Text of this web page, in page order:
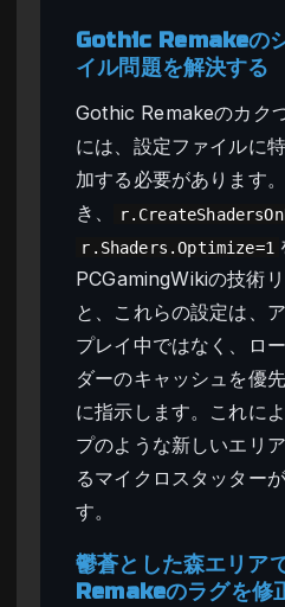
Gothic Remakeの
イル問題を解決する
Gothic Remakeのカク
には、設定ファイルに
加する必要があります。
き、
r.Shaders.Optimize=1
PCGamingWikiの技術
と、これらの設定は、
プレイ中ではなく、ロ
ダーのキャッシュを優
に指示します。これに
プのような新しいエリ
るマイクロスタッター
す。
鬱蒼とした森エリア
Remakeのラグを修